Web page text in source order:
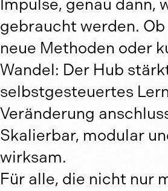
Impulse, genau dann,
gebraucht werden. Ob
neue Methoden oder
Wandel: Der Hub
selbstgesteuertes
Veränderung
Skalierbar, modular
wirksam.
Für alle, die nicht nur